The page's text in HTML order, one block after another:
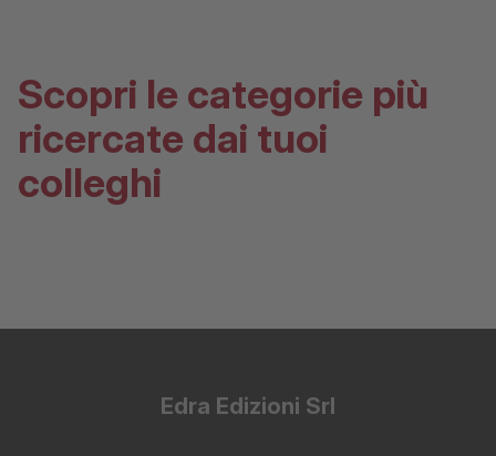
Scopri le categorie più
ricercate dai tuoi
colleghi
Edra Edizioni Srl